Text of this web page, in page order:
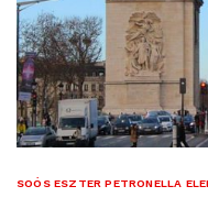
SOÓS ESZTER PETRONELLA